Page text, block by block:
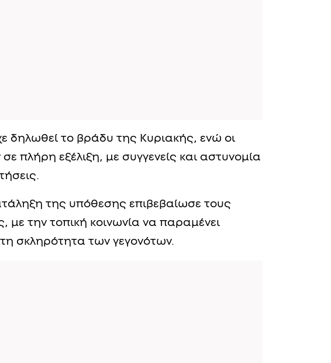
δηλωθεί το βράδυ της Κυριακής, ενώ οι
πλήρη εξέλιξη, με συγγενείς και αστυνομία
της υπόθεσης επιβεβαίωσε τους
με την τοπική κοινωνία να παραμένει
σκληρότητα των γεγονότων.